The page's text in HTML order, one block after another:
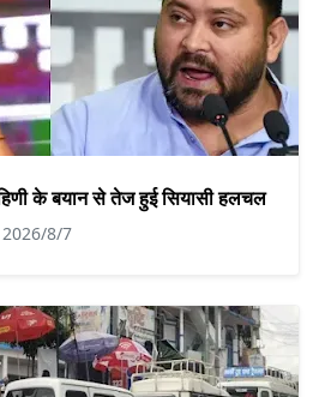
के बयान से तेज हुई सियासी हलचल
2026/8/7